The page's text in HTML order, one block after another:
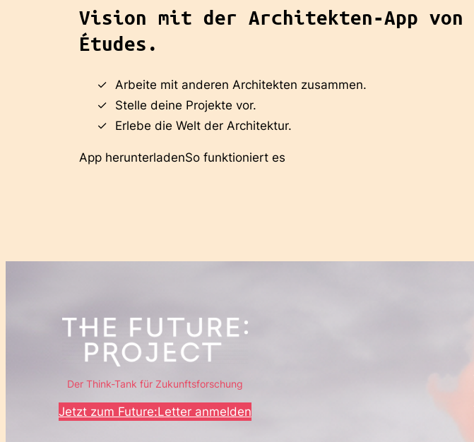
Vision mit der Architekten-App von
Études.
Arbeite mit anderen Architekten zusammen.
Stelle deine Projekte vor.
Erlebe die Welt der Architektur.
App herunterladenSo funktioniert es
Der Think-Tank für Zukunftsforschung
Jetzt zum Future:Letter anmelden